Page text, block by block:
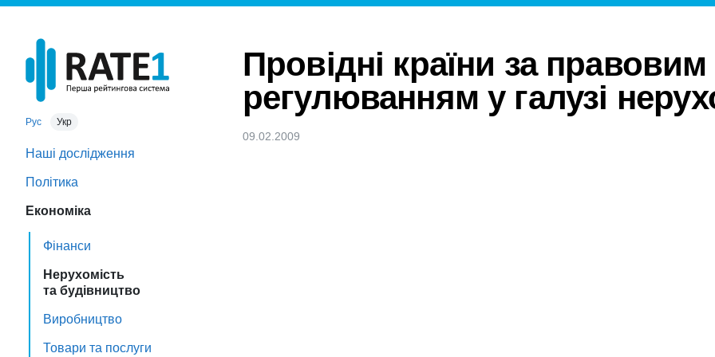
Рус Укр
Наші дослідження
Політика
Економіка
Фінанси
Нерухомість
та будівництво
Виробництво
Товари та послуги
Провідні країни за правовим
регулюванням у галузі
09.02.2009